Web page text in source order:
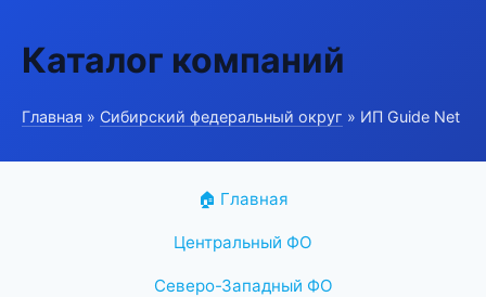
Каталог компаний
Главная » Сибирский федеральный округ » ИП Guide Net
🏠 Главная
Центральный ФО
Северо-Западный ФО